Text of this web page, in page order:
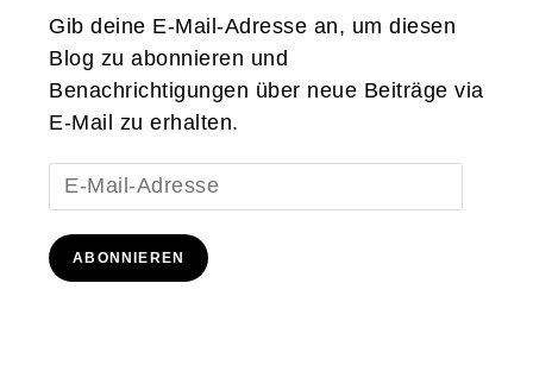
Gib deine E-Mail-Adresse an, um diesen
Blog zu abonnieren und
Benachrichtigungen über neue Beiträge via
E-Mail zu erhalten.
E-
Mail-
Adresse
ABONNIEREN